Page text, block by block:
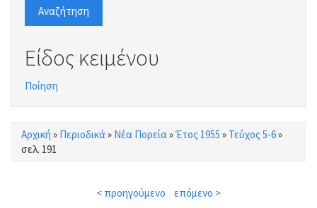
Αναζήτηση
Είδος κειμένου
Ποίηση
Είστε εδώ
Αρχική » Περιοδικά » Νέα Πορεία »Έτος 1955 » Τεύχος 5-6»
σελ. 191
< προηγούμενο επόμενο >